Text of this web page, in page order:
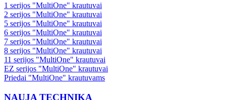
1 serijos "MultiOne" krautuvai
2 serijos "MultiOne" krautuvai
5 serijos "MultiOne" krautuvai
6 serijos "MultiOne" krautuvai
7 serijos "MultiOne" krautuvai
8 serijos "MultiOne" krautuvai
11 serijos "MultiOne" krautuvai
EZ serijos "MultiOne" krautuvai
Priedai "MultiOne" krautuvams
NAUJA TECHNIKA